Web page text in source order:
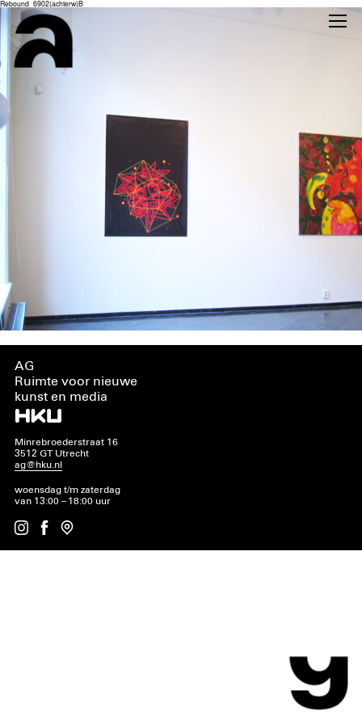
Rebound_6902(achterw)B
AG
Ruimte voor nieuwe
kunst en media
Minrebroederstraat 16
3512 GT Utrecht
ag@hku.nl
woensdag t/m zaterdag
van 13:00 – 18:00 uur